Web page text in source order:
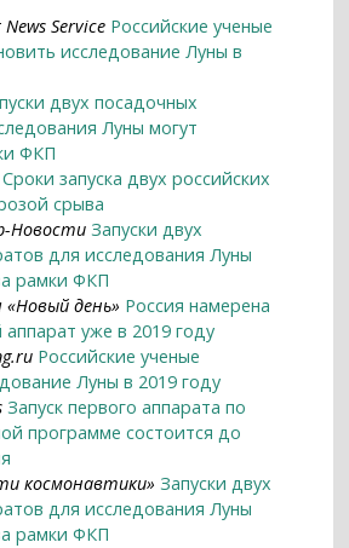
Service Российские ученые
исследование Луны в
двух посадочных
Луны могут
ФКП
Сроки запуска двух российских
срыва
Новости Запуски двух
для исследования Луны
рамки ФКП
день» Россия намерена
уже в 2019 году
Российские ученые
Луны в 2019 году
Запуск первого аппарата по
программе состоится до
космонавтики» Запуски двух
для исследования Луны
рамки ФКП